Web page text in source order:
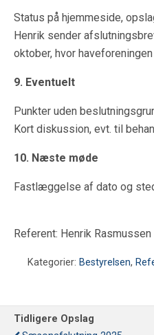
Status på hjemmeside,
Henrik sender
oktober, hvor
9. Eventuelt
Punkter uden
Kort diskussion, evt. til
10. Næste møde
Fastlæggelse af dato og
Referent: Henrik Rasmussen
Kategorier: Bestyrelsen,
Tidligere Opslag